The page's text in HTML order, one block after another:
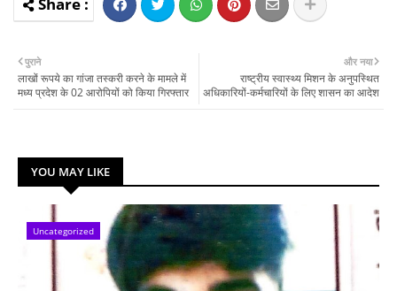
और नया
राष्ट्रीय स्वास्थ्य मिशन के अनुपस्थित
अधिकारियों-कर्मचारियों के लिए शासन का आदेश
पुराने
लाखों रूपये का गांजा तस्करी करने के मामले में
मध्य प्रदेश के 02 आरोपियों को किया गिरफ्तार
YOU MAY LIKE
Uncategorized